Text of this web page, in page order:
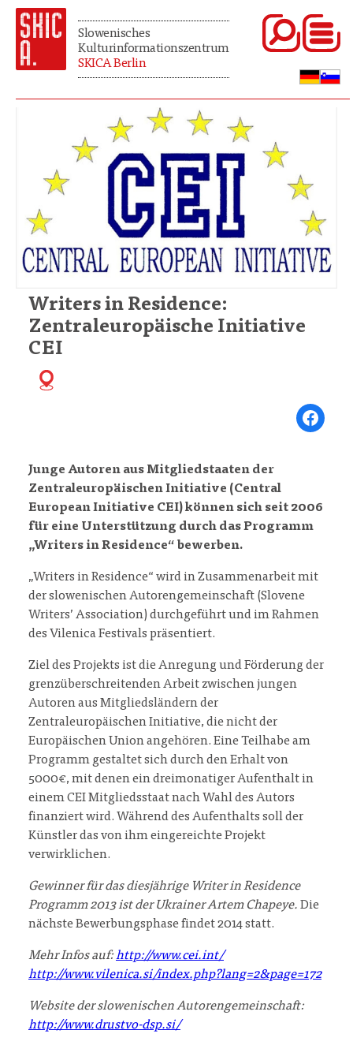
Slowenisches
Kulturinformationszentrum
SKICA Berlin
Writers in Residence:
Zentraleuropäische Initiative
CEI
Share on
Junge Autoren aus Mitgliedstaaten der
Zentraleuropäischen Initiative (Central
European Initiative CEI) können sich seit 2006
für eine Unterstützung durch das Programm
„Writers in Residence“ bewerben.
„Writers in Residence“ wird in Zusammenarbeit mit
der slowenischen Autorengemeinschaft (Slovene
Writers’ Association) durchgeführt und im Rahmen
des Vilenica Festivals präsentiert.
Ziel des Projekts ist die Anregung und Förderung der
grenzüberschreitenden Arbeit zwischen jungen
Autoren aus Mitgliedsländern der
Zentraleuropäischen Initiative, die nicht der
Europäischen Union angehören. Eine Teilhabe am
Programm gestaltet sich durch den Erhalt von
5000€, mit denen ein dreimonatiger Aufenthalt in
einem CEI Mitgliedsstaat nach Wahl des Autors
finanziert wird. Während des Aufenthalts soll der
Künstler das von ihm eingereichte Projekt
verwirklichen.
Gewinner für das diesjährige Writer in Residence
Programm 2013 ist der Ukrainer Artem Chapeye. Die
nächste Bewerbungsphase findet 2014 statt.
Mehr Infos auf:http://www.cei.int/
http://www.vilenica.si/index.php?lang=2&page=172
Website der slowenischen Autorengemeinschaft:
http://www.drustvo-dsp.si/